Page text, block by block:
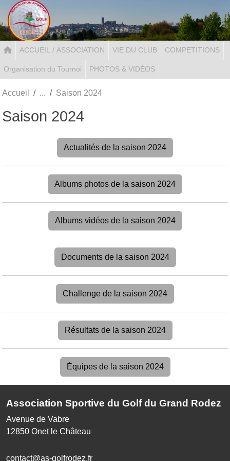
ACCUEIL / ASSOCIATION VIE DU CLUB COMPETITIONS
Organisation du Tournoi PHOTOS & VIDÉOS
Accueil Saison 2024
Saison 2024
Actualités de la saison 2024
Albums photos de la saison 2024
Albums vidéos de la saison 2024
Documents de la saison 2024
Challenge de la saison 2024
Résultats de la saison 2024
Équipes de la saison 2024
Association Sportive du Golf du Grand Rodez
Avenue de Vabre
12850 Onet le Château
contact@as-golfrodez.fr
Panneau de gestion des cookies